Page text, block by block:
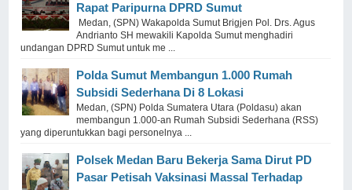
Rapat Paripurna DPRD Sumut
Medan, (SPN) Wakapolda Sumut Brigjen Pol. Drs. Agus
Andrianto SH mewakili Kapolda Sumut menghadiri
undangan DPRD Sumut untuk me ...
Polda Sumut Membangun 1.000 Rumah
Subsidi Sederhana Di 8 Lokasi
Medan, (SPN) Polda Sumatera Utara (Poldasu) akan
membangun 1.000-an Rumah Subsidi Sederhana (RSS)
yang diperuntukkan bagi personelnya ...
Polsek Medan Baru Bekerja Sama Dirut PD
Pasar Petisah Vaksinasi Massal Terhadap